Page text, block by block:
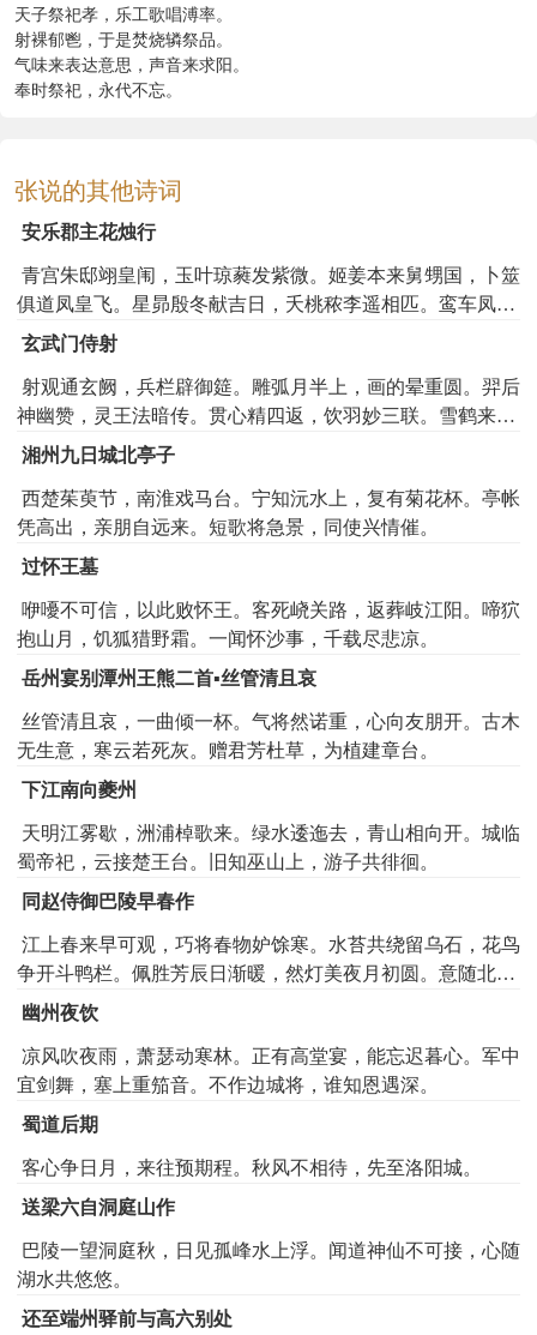
天子祭祀孝，乐工歌唱溥率。
射裸郁鬯，于是焚烧辚祭品。
气味来表达意思，声音来求阳。
奉时祭祀，永代不忘。
张说的其他诗词
安乐郡主花烛行
青宫朱邸翊皇闱，玉叶琼蕤发紫微。姬姜本来舅甥国，卜筮
俱道凤皇飞。星昴殷冬献吉日，夭桃秾李遥相匹。鸾车凤传
王子来，龙楼月殿天孙出。平台火树连上阳，紫炬红轮十二
节鼓清笳前启路。城隅靡靡稍东还，桥上鳞鳞转南渡。五方
观者聚中京，四合尘烟涨洛城。商女香车珠结网，天人宝马
玉繁缨。百壶渌酒千斤肉，大道连延障锦轴。先祝圣人寿万
梁园山竹凝云汉，仰望高楼在天半。翠幕兰堂苏合薰，珠帘
挂户水波纹。别起芙蓉织成帐，金镂鸳鸯两相向。罽茵饰地
承雕履，花烛分阶移锦帐。织女西垂隐烛台，双童连缕合欢
富贵婚姻古无有。清歌棠棣美王姬，流化邦人正夫妇。
玄武门侍射
射观通玄阙，兵栏辟御筵。雕弧月半上，画的晕重圆。羿后
神幽赞，灵王法暗传。贯心精四返，饮羽妙三联。雪鹤来衔
箭，星麟下集弦。一逢军宴洽，万庆武功宣。
湘州九日城北亭子
西楚茱萸节，南淮戏马台。宁知沅水上，复有菊花杯。亭帐
凭高出，亲朋自远来。短歌将急景，同使兴情催。
过怀王墓
咿嚘不可信，以此败怀王。客死峣关路，返葬岐江阳。啼狖
抱山月，饥狐猎野霜。一闻怀沙事，千载尽悲凉。
岳州宴别潭州王熊二首▪丝管清且哀
丝管清且哀，一曲倾一杯。气将然诺重，心向友朋开。古木
无生意，寒云若死灰。赠君芳杜草，为植建章台。
下江南向夔州
天明江雾歇，洲浦棹歌来。绿水逶迤去，青山相向开。城临
蜀帝祀，云接楚王台。旧知巫山上，游子共徘徊。
同赵侍御巴陵早春作
江上春来早可观，巧将春物妒馀寒。水苔共绕留乌石，花鸟
争开斗鸭栏。佩胜芳辰日渐暖，然灯美夜月初圆。意随北雁
云飞去，直待南州蕙草残。
幽州夜饮
凉风吹夜雨，萧瑟动寒林。正有高堂宴，能忘迟暮心。军中
宜剑舞，塞上重笳音。不作边城将，谁知恩遇深。
蜀道后期
客心争日月，来往预期程。秋风不相待，先至洛阳城。
送梁六自洞庭山作
巴陵一望洞庭秋，日见孤峰水上浮。闻道神仙不可接，心随
湖水共悠悠。
还至端州驿前与高六别处